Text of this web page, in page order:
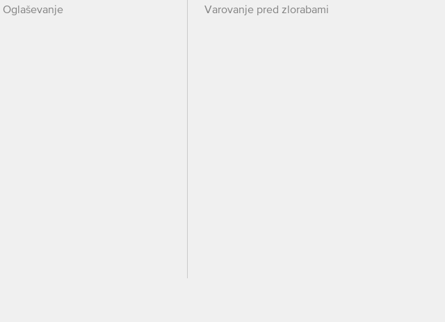
Oglaševanje
Varovanje pred zlorabami